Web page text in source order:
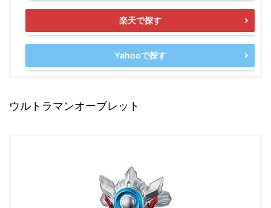
楽天で探す
Yahooで探す
ウルトラマンオーブレット